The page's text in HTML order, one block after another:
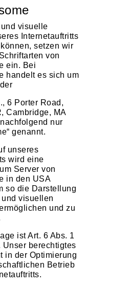
visuelle
Internetauftritts
setzen wir
von
ein. Bei
handelt es sich um
6 Porter Road,
Cambridge, MA
nur
genannt.
unseres
wird eine
Server von
in den USA
so die Darstellung
visuellen
und zu
ist Art. 6 Abs. 1
Unser berechtigtes
in der Optimierung
Betrieb